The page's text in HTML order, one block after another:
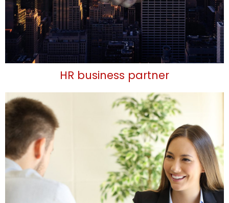
HR business partner